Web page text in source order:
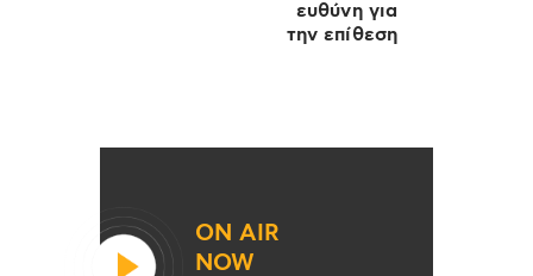
ευθύνη για
την επίθεση
ON AIR
NOW